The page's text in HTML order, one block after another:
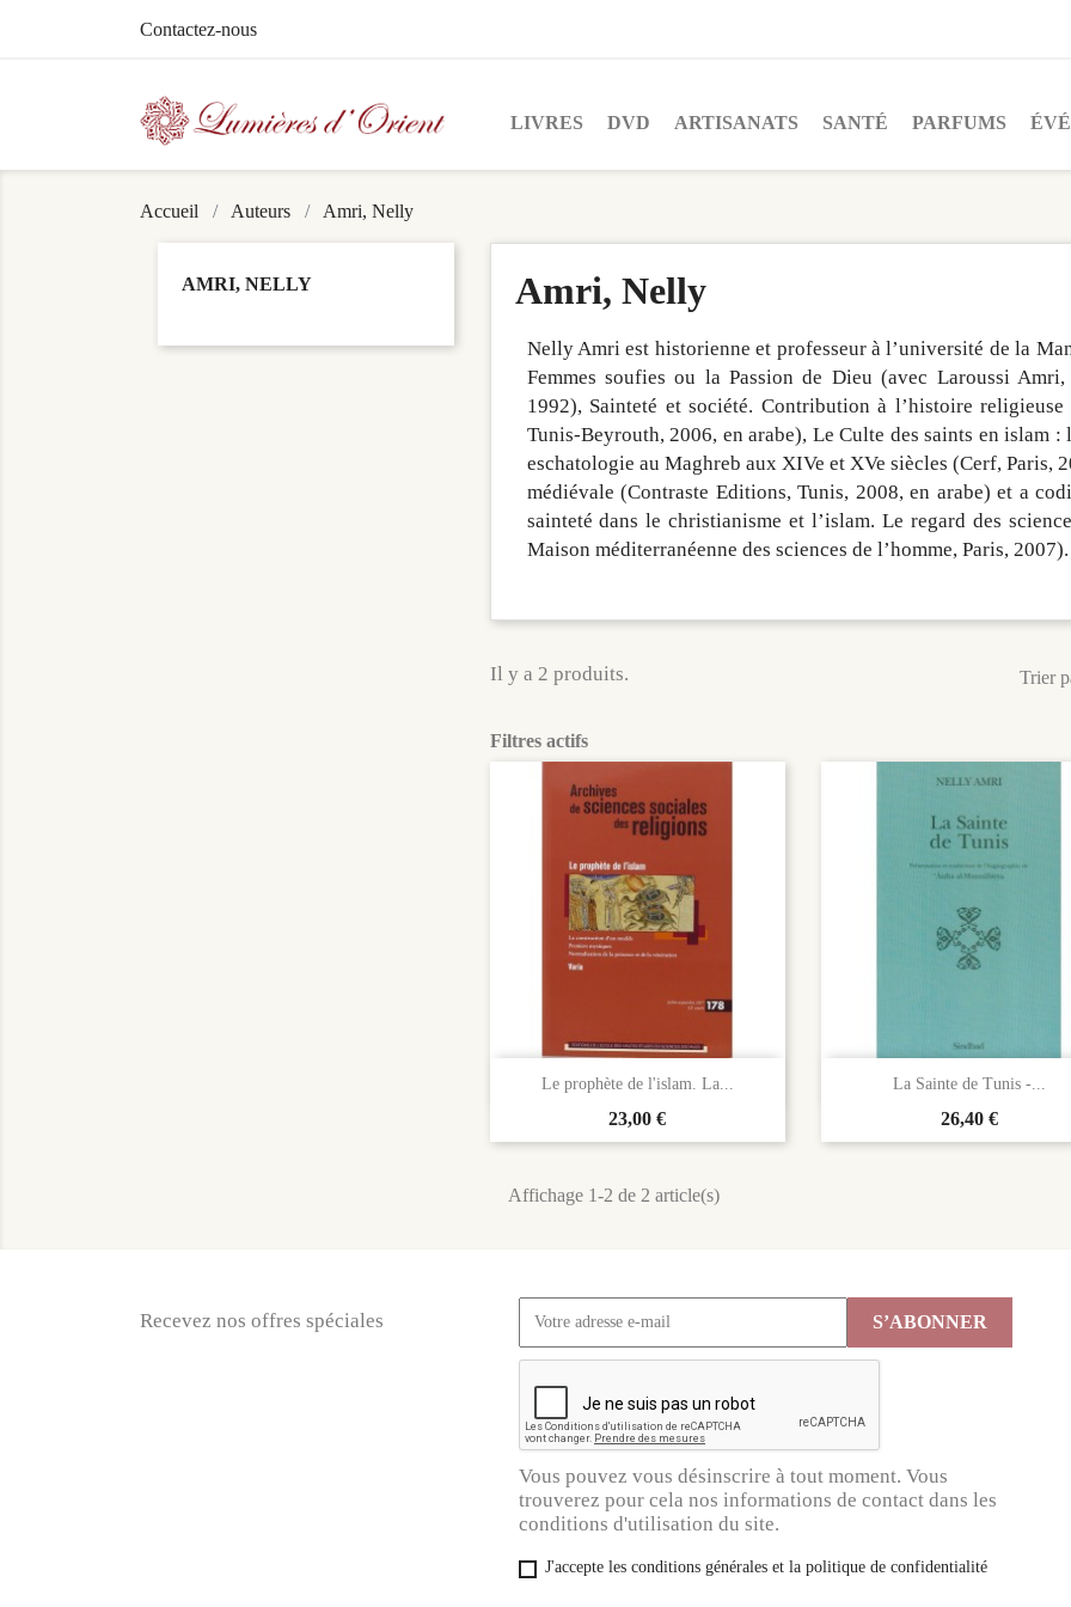
Contactez-nous
LIVRES DVD ARTISANATS SANTÉ PARFUMS
Accueil Auteurs Amri, Nelly
AMRI, NELLY Amri, Nelly
Nelly Amri est historienne et professeur à l’université de la
Femmes soufies ou la Passion de Dieu (avec Laroussi
1992), Sainteté et société. Contribution à l’histoire
Tunis-Beyrouth, 2006, en arabe), Le Culte des saints en islam :
eschatologie au Maghreb aux XIVe et XVe siècles (Cerf, Paris,
médiévale (Contraste Editions, Tunis, 2008, en arabe) et a
sainteté dans le christianisme et l’islam. Le regard des
Maison méditerranéenne des sciences de l’homme, Paris, 2007).
Il y a 2 produits. Trier
Filtres actifs
Le prophète de l'islam. La...
Prix
23,00 €
Aperçu rapide La Sainte de Tunis -...
Prix
26,40 €
Aperçu rapide
Affichage 1-2 de 2 article(s)
Recevez nos offres spéciales
Vous pouvez vous désinscrire à tout moment. Vous
trouverez pour cela nos informations de contact dans les
conditions d'utilisation du site.
J'accepte les conditions générales et la politique de confidentialité